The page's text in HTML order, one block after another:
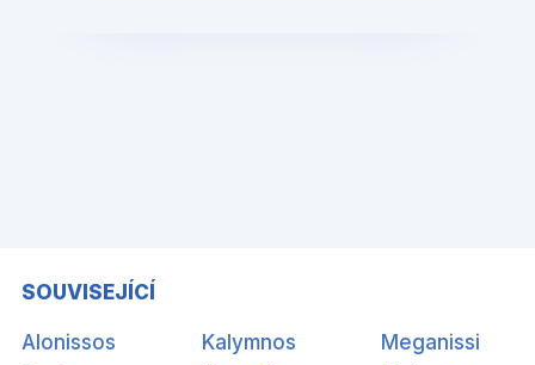
SOUVISEJÍCÍ
Alonissos
Kalymnos
Meganissi